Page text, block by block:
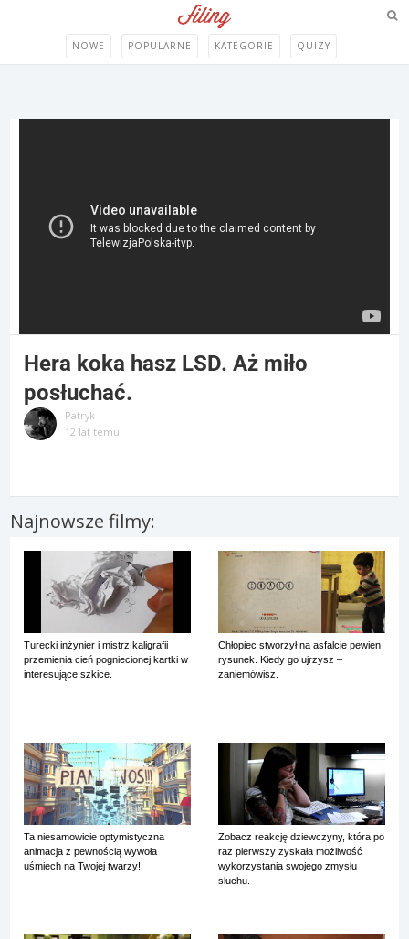
NOWE POPULARNE KATEGORIE QUIZY
Hera koka hasz LSD. Aż miło
posłuchać.
Patryk
12 lat temu
Najnowsze filmy:
Turecki inżynier i mistrz kaligrafii
przemienia cień pogniecionej kartki w
interesujące szkice.
Chłopiec stworzył na asfalcie pewien
rysunek. Kiedy go ujrzysz –
zaniemówisz.
Ta niesamowicie optymistyczna
animacja z pewnością wywoła
uśmiech na Twojej twarzy!
Zobacz reakcję dziewczyny, która po
raz pierwszy zyskała możliwość
wykorzystania swojego zmysłu
słuchu.